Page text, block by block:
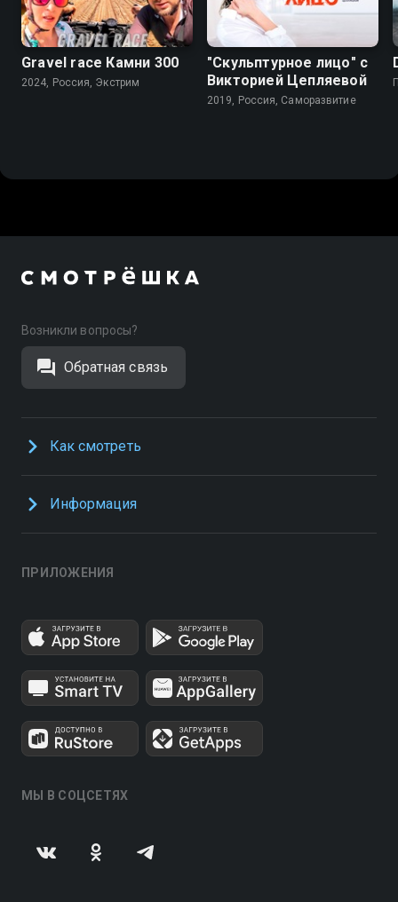
Gravel race Камни 300
2024, Россия, Экстрим
"Скульптурное лицо" с
Викторией Цепляевой
2019, Россия, Саморазвитие
Возникли вопросы?
Обратная связь
Как смотреть
Информация
ПРИЛОЖЕНИЯ
МЫ В СОЦСЕТЯХ